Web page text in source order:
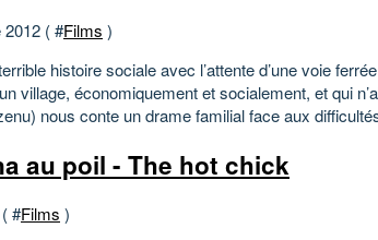
( #Films )
histoire sociale avec l’attente d’une voie
village, économiquement et socialement, et qui
nous conte un drame familial face aux
au poil - The hot chick
#Films )